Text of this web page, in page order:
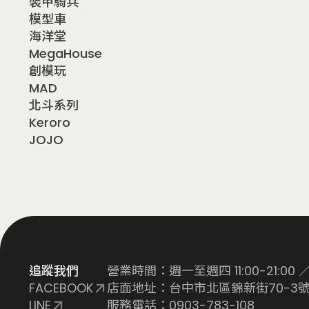
模型車
海洋堂
MegaHouse
創模玩
MAD
北斗系列
Keroro
JOJO
追蹤我們
FACEBOOK
LINE
營業時間：週一至週四 11:00-21:00
店面地址：台中市北區錦新街70-3
服務電話：0903-783-108